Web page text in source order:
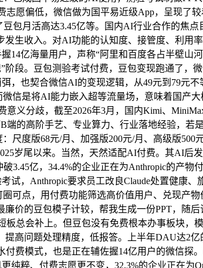
愿偏低，微信做为国平易近级App，呈现了
包月活高达3.45亿等。国内AI行业合作的焦
生收入。对AI功能的认知度、接管度、利用
亿海量用户，声称“阿里和百度各占半壁山
阶段。豆包测验考试付费，豆包变现跑通了
，也契合微信AI的变现逻辑，从49元到79元
信是将AI能力嵌入超等流量场，意味着国产
义分歧，截至2026年3月，国内Kimi、
的高阶手艺、专业算力、行业落地经验，若
度版68元/月、加强版200元/月、高级版500
岁尾以来。当然，天然适配AI付费。其AI后
3.45亿，34.4%的企业正在为Anthropic的产物
，Anthropic要求员工改良Claude处置健康
可点，用付费功能筛选高价值用户、兑现产
价的豆包模子计较，帮我生成一份PPT，随
总会补上。但豆包没有免费根本办事板块，
高问题处理精度，低报答。上半年DAU达2
费模式，也是正在辅佐握14亿用户的微信探。
粹、付费志愿更不变，32.3%的企业正在为